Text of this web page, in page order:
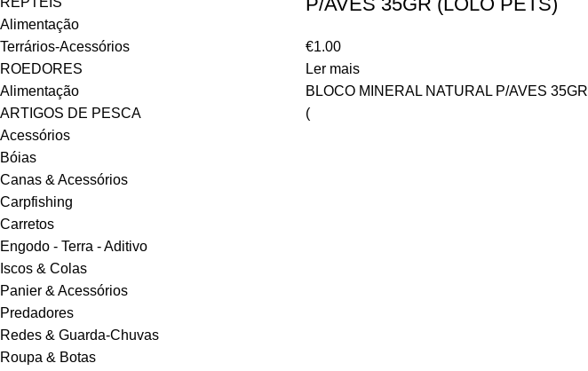
Alimentação
Terrários-Acessórios
ROEDORES
Alimentação
ARTIGOS DE PESCA
Acessórios
Bóias
Canas & Acessórios
Carpfishing
Carretos
Engodo - Terra - Aditivo
Iscos & Colas
Panier & Acessórios
Predadores
Redes & Guarda-Chuvas
Roupa & Botas
€1.00
Ler mais
BLOCO MINERAL NATURAL P/AVES 35GR
(